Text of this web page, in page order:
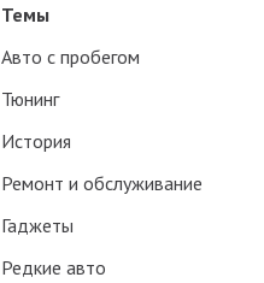
Темы
Авто с пробегом
Тюнинг
История
Ремонт и обслуживание
Гаджеты
Редкие авто